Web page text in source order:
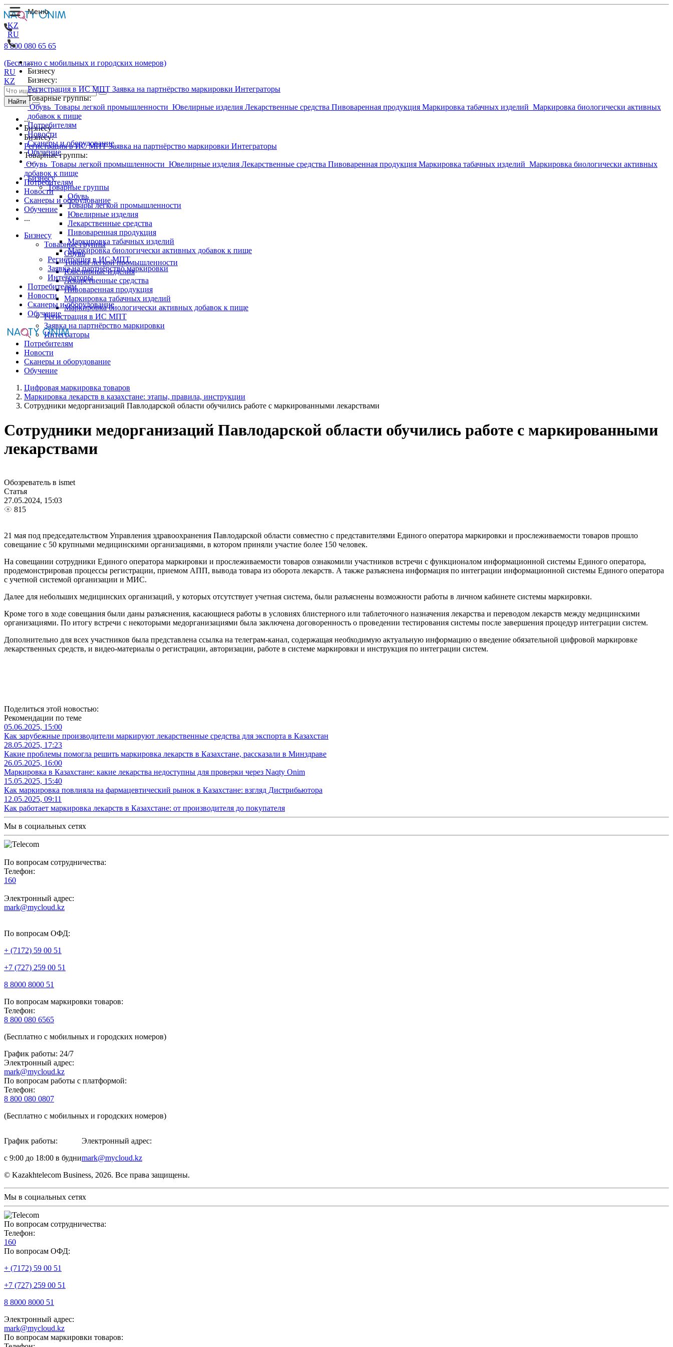
KZ
RU
...
Бизнесу
Бизнесу:
Регистрация в ИС МПТ Заявка на партнёрство маркировки Интеграторы
Товарные группы:
Обувь Товары легкой промышленности Ювелирные изделия Лекарственные средства Пивоваренная продукция Маркировка табачных изделий Маркировка биологически активных
добавок к пище
Потребителям
Новости
Сканеры и оборудование
Обучение
...
Бизнесу
Товарные группы
Обувь
Товары легкой промышленности
Ювелирные изделия
Лекарственные средства
Пивоваренная продукция
Маркировка табачных изделий
Маркировка биологически активных добавок к пище
Регистрация в ИС МПТ
Заявка на партнёрство маркировки
Интеграторы
Потребителям
Новости
Сканеры и оборудование
Обучение
8 800 080 65 65
(Бесплатно с мобильных и городских номеров)
RU
KZ
Найти
...
Бизнесу
Бизнесу:
Регистрация в ИС МПТЗаявка на партнёрство маркировки Интеграторы
Товарные группы:
Обувь Товары легкой промышленности Ювелирные изделия Лекарственные средства Пивоваренная продукция Маркировка табачных изделий Маркировка биологически активных
добавок к пище
Потребителям
Новости
Сканеры и оборудование
Обучение
...
Бизнесу
Товарные группы
Обувь
Товары легкой промышленности
Ювелирные изделия
Лекарственные средства
Пивоваренная продукция
Маркировка табачных изделий
Маркировка биологически активных добавок к пище
Регистрация в ИС МПТ
Заявка на партнёрство маркировки
Интеграторы
Потребителям
Новости
Сканеры и оборудование
Обучение
Цифровая маркировка товаров
Маркировка лекарств в казахстане: этапы, правила, инструкции
Сотрудники медорганизаций Павлодарской области обучились работе с маркированными лекарствами
Сотрудники медорганизаций Павлодарской области обучились работе с маркированными
лекарствами
Обозреватель в ismet
Статья
27.05.2024, 15:03
815
21 мая под председательством Управления здравоохранения Павлодарской области совместно с представителями Единого оператора маркировки и прослеживаемости товаров прошло
совещание с 50 крупными медицинскими организациями, в котором приняли участие более 150 человек.
На совещании сотрудники Единого оператора маркировки и прослеживаемости товаров ознакомили участников встречи с функционалом информационной системы Единого оператора,
продемонстрировав процессы регистрации, приемом АПП, вывода товара из оборота лекарств. А также разъяснена информация по интеграции информационной системы Единого оператора
с учетной системой организации и МИС.
Далее для небольших медицинских организаций, у которых отсутствует учетная система, были разъяснены возможности работы в личном кабинете системы маркировки.
Кроме того в ходе совещания были даны разъяснения, касающиеся работы в условиях блистерного или таблеточного назначения лекарства и переводом лекарств между медицинскими
организациями. По итогу встречи с некоторыми медорганизациями была заключена договоренность о проведении тестирования системы после завершения процедур интеграции систем.
Дополнительно для всех участников была представлена ссылка на телеграм-канал, содержащая необходимую актуальную информацию о введение обязательной цифровой маркировке
лекарственных средств, и видео-материалы о регистрации, авторизации, работе в системе маркировки и инструкция по интеграции систем.
Поделиться этой новостью:
Рекомендации по теме
05.06.2025, 15:00
Как зарубежные производители маркируют лекарственные средства для экспорта в Казахстан
28.05.2025, 17:23
Какие проблемы помогла решить маркировка лекарств в Казахстане, рассказали в Минздраве
26.05.2025, 16:00
Маркировка в Казахстане: какие лекарства недоступны для проверки через Naqty Onim
15.05.2025, 15:40
Как маркировка повлияла на фармацевтический рынок в Казахстане: взгляд Дистрибьютора
12.05.2025, 09:11
Как работает маркировка лекарств в Казахстане: от производителя до покупателя
Мы в социальных сетях
По вопросам сотрудничества:
Телефон:
160
Электронный адрес:
mark@mycloud.kz
По вопросам ОФД:
+ (7172) 59 00 51
+7 (727) 259 00 51
8 8000 8000 51
По вопросам маркировки товаров:
Телефон:
8 800 080 6565
(Бесплатно с мобильных и городских номеров)
График работы: 24/7
Электронный адрес:
mark@mycloud.kz
По вопросам работы с платформой:
Телефон:
8 800 080 0807
(Бесплатно с мобильных и городских номеров)
График работы:
с 9:00 до 18:00 в будни
Электронный адрес:
mark@mycloud.kz
© Kazakhtelecom Business, 2026. Все права защищены.
Мы в социальных сетях
По вопросам сотрудничества:
Телефон:
160
По вопросам ОФД:
+ (7172) 59 00 51
+7 (727) 259 00 51
8 8000 8000 51
Электронный адрес:
mark@mycloud.kz
По вопросам маркировки товаров: